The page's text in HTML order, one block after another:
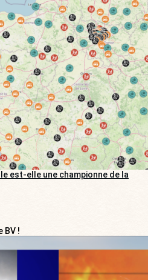
est-elle une championne de la
BV !